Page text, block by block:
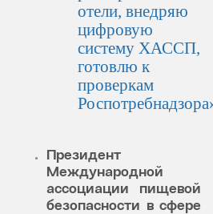
отели, внедряю
цифровую
систему ХАССП,
готовлю к
проверкам
Президент
Международной
ассоциации пищевой
безопасности в сфере